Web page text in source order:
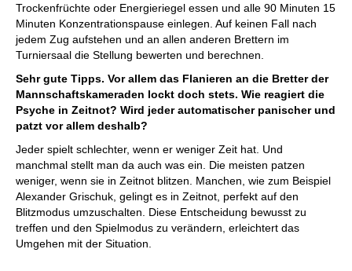
Trockenfrüchte oder Energieriegel essen und alle 90 Minuten 15
Minuten Konzentrationspause einlegen. Auf keinen Fall nach
jedem Zug aufstehen und an allen anderen Brettern im
Turniersaal die Stellung bewerten und berechnen.
Sehr gute Tipps. Vor allem das Flanieren an die Bretter der
Mannschaftskameraden lockt doch stets. Wie reagiert die
Psyche in Zeitnot? Wird jeder automatischer panischer und
patzt vor allem deshalb?
Jeder spielt schlechter, wenn er weniger Zeit hat. Und
manchmal stellt man da auch was ein. Die meisten patzen
weniger, wenn sie in Zeitnot blitzen. Manchen, wie zum Beispiel
Alexander Grischuk, gelingt es in Zeitnot, perfekt auf den
Blitzmodus umzuschalten. Diese Entscheidung bewusst zu
treffen und den Spielmodus zu verändern, erleichtert das
Umgehen mit der Situation.